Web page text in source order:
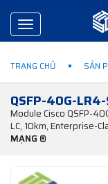
Toggle
navigation
TRANG CHỦ SẢN
QSFP-40G-LR4-
Module Cisco QSFP-
LC, 10km, Enterprise-
MẠNG ®